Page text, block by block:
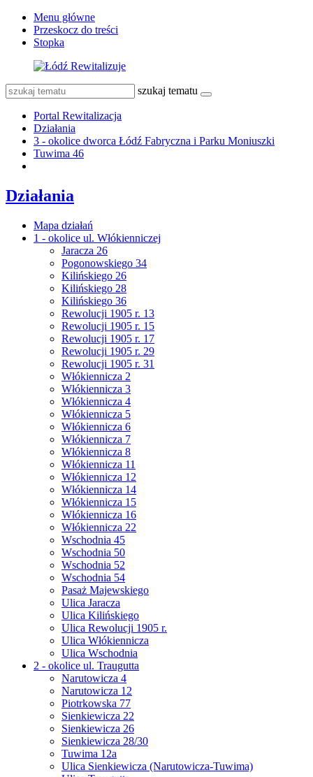
Menu główne
Przeskocz do treści
Stopka
szukaj tematu
Portal Rewitalizacja
Działania
3 - okolice dworca Łódź Fabryczna i Parku Moniuszki
Tuwima 46
Działania
Mapa działań
1 - okolice ul. Włókienniczej
Jaracza 26
Pogonowskiego 34
Kilińskiego 26
Kilińskiego 28
Kilińskiego 36
Rewolucji 1905 r. 13
Rewolucji 1905 r. 15
Rewolucji 1905 r. 17
Rewolucji 1905 r. 29
Rewolucji 1905 r. 31
Włókiennicza 2
Włókiennicza 3
Włókiennicza 4
Włókiennicza 5
Włókiennicza 6
Włókiennicza 7
Włókiennicza 8
Włókiennicza 11
Włókiennicza 12
Włókiennicza 14
Włókiennicza 15
Włókiennicza 16
Włókiennicza 22
Wschodnia 45
Wschodnia 50
Wschodnia 52
Wschodnia 54
Pasaż Majewskiego
Ulica Jaracza
Ulica Kilińskiego
Ulica Rewolucji 1905 r.
Ulica Włókiennicza
Ulica Wschodnia
2 - okolice ul. Traugutta
Narutowicza 4
Narutowicza 12
Piotrkowska 77
Sienkiewicza 22
Sienkiewicza 26
Sienkiewicza 28/30
Tuwima 12a
Ulica Sienkiewicza (Narutowicza-Tuwima)